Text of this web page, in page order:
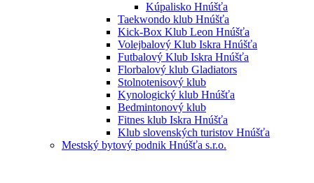
Kúpalisko Hnúšťa
Taekwondo klub Hnúšťa
Kick-Box Klub Leon Hnúšťa
Volejbalový Klub Iskra Hnúšťa
Futbalový Klub Iskra Hnúšťa
Florbalový klub Gladiators
Stolnotenisový klub
Kynologický klub Hnúšťa
Bedmintonový klub
Fitnes klub Iskra Hnúšťa
Klub slovenských turistov Hnúšťa
Mestský bytový podnik Hnúšťa s.r.o.